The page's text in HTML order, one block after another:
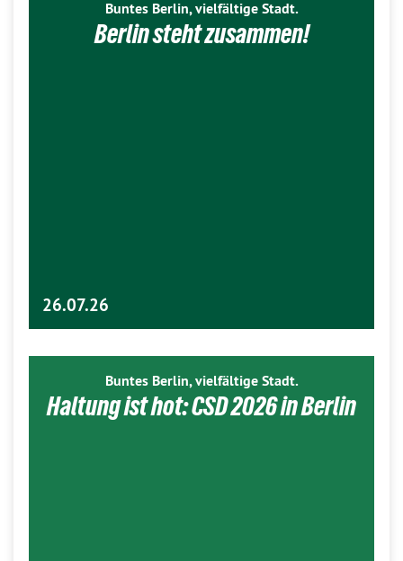
Buntes Berlin, vielfältige Stadt.
Berlin steht zusammen!
26.07.26
Buntes Berlin, vielfältige Stadt.
Haltung ist hot: CSD 2026 in Berlin